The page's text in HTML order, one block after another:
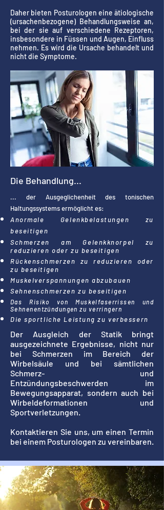
Daher bieten Posturologen eine ätiologische
(ursachenbezogene) Behandlungsweise an,
bei der sie auf verschiedene Rezeptoren,
insbesondere in Füssen und Augen, Einfluss
nehmen. Es wird die Ursache behandelt und
nicht die Symptome.
Die Behandlung...
... der Ausgeglichenheit des tonischen
Haltungssystems ermöglicht es:
Anormale Gelenkbelastungen zu
beseitigen
Schmerzen am Gelenkknorpel zu
reduzieren oder zu beseitigen
Rückenschmerzen zu reduzieren oder
zu beseitigen
Muskelverspannungen abzubauen
Sehnenschmerzen zu beseitigen
Das Risiko von Muskelfaserrissen und
Sehnenentzündungen zu verringern
Die sportliche Leistung zu verbessern
Der Ausgleich der Statik bringt
ausgezeichnete Ergebnisse, nicht nur
bei Schmerzen im Bereich der
Wirbelsäule und bei sämtlichen
Schmerz- und
Entzündungsbeschwerden im
Bewegungsapparat, sondern auch bei
Wirbeldeformationen und
Sportverletzungen.
Kontaktieren Sie uns, um einen Termin
bei einem Posturologen zu vereinbaren.